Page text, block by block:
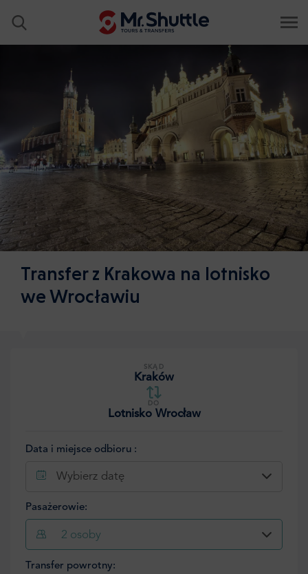
Transfer z Krakowa na lotnisko
we Wrocławiu
SKĄD
Kraków
DO
Lotnisko Wrocław
Data i miejsce odbioru :
Wybierz datę
Pasażerowie:
2 osoby
Transfer powrotny: